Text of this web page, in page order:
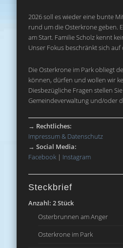
2026 soll es wieder eine bunte
rund um die Osterkrone geben.
am Start. Familie Scholz kennt
Unser Fokus beschränkt sich auf
Die Osterkrone im Park obliegt
können, dürfen und wollen wir
Diesbezügliche Fragen stellen
Gemeindeverwaltung und/oder
→ Rechtliches:
Impressum & Datenschutz
→Social Media:
Facebook | Instagram
Steckbrief
Anzahl: 2 Stück
Osterbrunnen am Anger
Osterkrone im Park